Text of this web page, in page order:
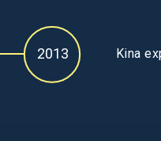
2013 Kina